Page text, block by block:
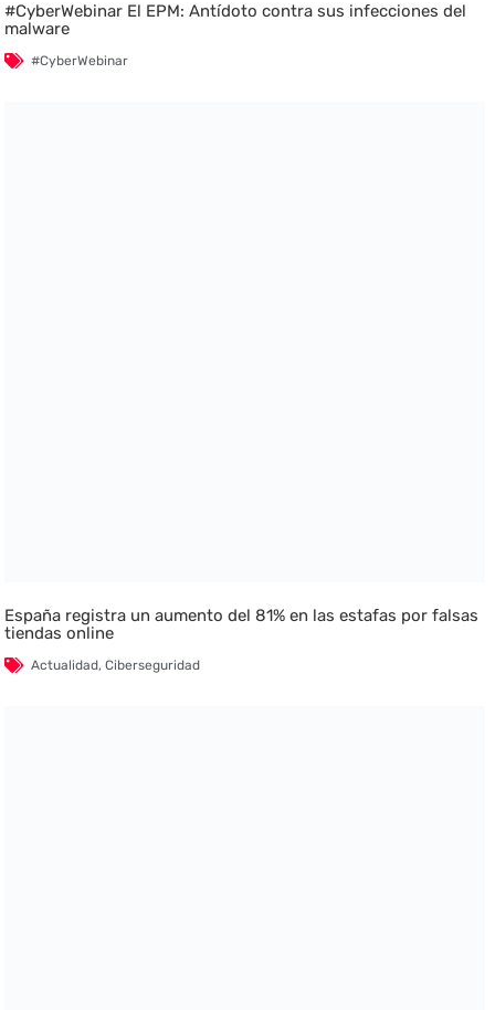
#CyberWebinar El EPM: Antídoto contra sus infecciones del
malware
#CyberWebinar
España registra un aumento del 81% en las estafas por falsas
tiendas online
Actualidad,Ciberseguridad